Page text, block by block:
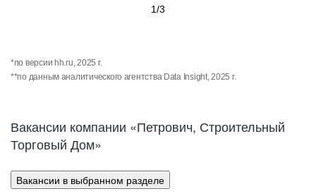
электронных курсов было пройдено
сотрудниками компании за 2025 год
1/3
*по версии hh.ru, 2025 г.
**по данным аналитического агентства Data Insight, 2025 г.
Любишь, когда архитектура
выстроена идеально?
Вакансии компании «Петрович, Строительный
Торговый Дом»
Вакансии в выбранном разделе